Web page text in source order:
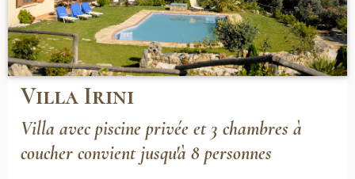
Villa Irini
Villa avec piscine privée et 3 chambres à
coucher convient jusqu'à 8 personnes